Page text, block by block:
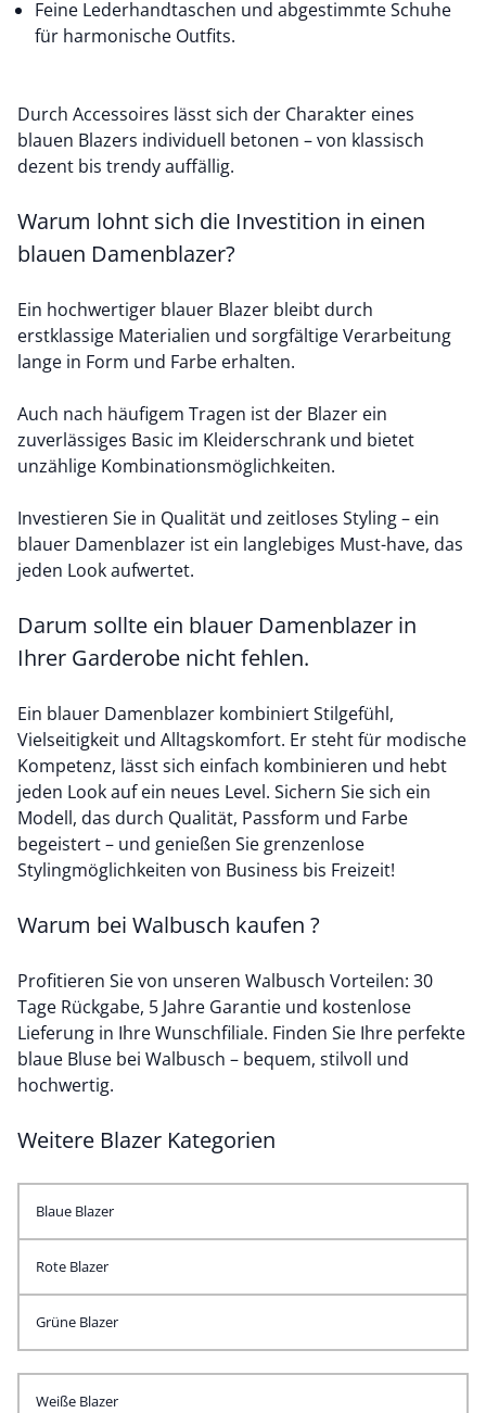
Feine Lederhandtaschen und abgestimmte Schuhe
für harmonische Outfits.
Durch Accessoires lässt sich der Charakter eines
blauen Blazers individuell betonen – von klassisch
dezent bis trendy auffällig.
Warum lohnt sich die Investition in einen
blauen Damenblazer?
Ein hochwertiger blauer Blazer bleibt durch
erstklassige Materialien und sorgfältige Verarbeitung
lange in Form und Farbe erhalten.
Auch nach häufigem Tragen ist der Blazer ein
zuverlässiges Basic im Kleiderschrank und bietet
unzählige Kombinationsmöglichkeiten.
Investieren Sie in Qualität und zeitloses Styling – ein
blauer Damenblazer ist ein langlebiges Must-have, das
jeden Look aufwertet.
Darum sollte ein blauer Damenblazer in
Ihrer Garderobe nicht fehlen.
Ein blauer Damenblazer kombiniert Stilgefühl,
Vielseitigkeit und Alltagskomfort. Er steht für modische
Kompetenz, lässt sich einfach kombinieren und hebt
jeden Look auf ein neues Level. Sichern Sie sich ein
Modell, das durch Qualität, Passform und Farbe
begeistert – und genießen Sie grenzenlose
Stylingmöglichkeiten von Business bis Freizeit!
Warum bei Walbusch kaufen ?
Profitieren Sie von unseren Walbusch Vorteilen: 30
Tage Rückgabe, 5 Jahre Garantie und kostenlose
Lieferung in Ihre Wunschfiliale. Finden Sie Ihre perfekte
blaue Bluse bei Walbusch – bequem, stilvoll und
hochwertig.
Weitere Blazer Kategorien
Blaue Blazer
Rote Blazer
Grüne Blazer
Weiße Blazer